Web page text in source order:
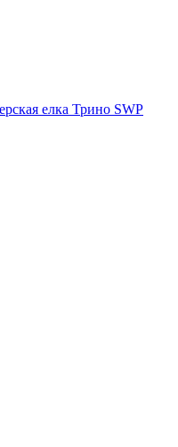
елка Трино SWP